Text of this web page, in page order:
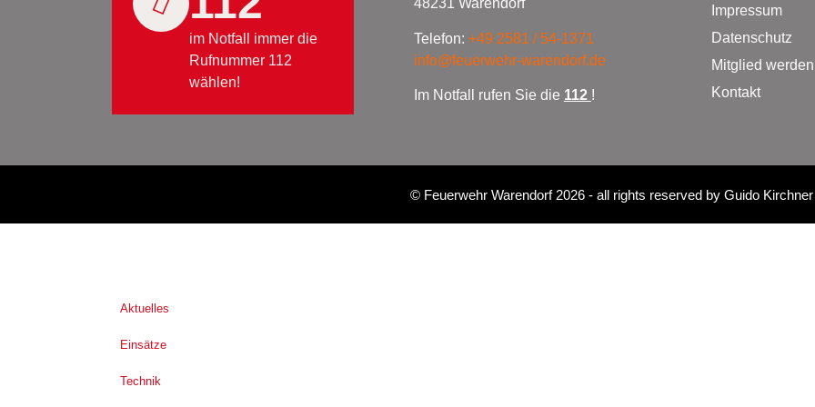
im Notfall immer die
Rufnummer 112
wählen!
48231 Warendorf
Telefon: +49 2581 / 54-1371
info@feuerwehr-warendorf.de
Im Notfall rufen Sie die 112 !
Impressum
Datenschutz
Mitglied
Kontakt
© Feuerwehr Warendorf 2026- all rights reserved by Guido Kirchner
Aktuelles
Einsätze
Technik